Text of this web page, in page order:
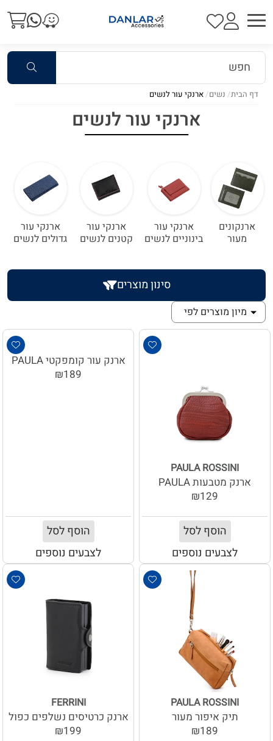
דף הבית נשים ארנקי עור לנשים
ארנקי עור לנשים
ארנקונים
מעור
ארנקי עור
בינוניים לנשים
ארנקי עור
קטנים לנשים
ארנקי עור
גדולים לנשים
סינון מוצרים
מיון מוצרים לפי
PAULA ROSSINI
ארנק מטבעות PAULA
₪129
הוסף לסל
לצבעים נוספים
ארנק עור קומפקטי PAULA
₪189
הוסף לסל
לצבעים נוספים
PAULA ROSSINI
תיק איפור מעור
₪189
FERRINI
ארנק כרטיסים נשלפים כפול
₪199